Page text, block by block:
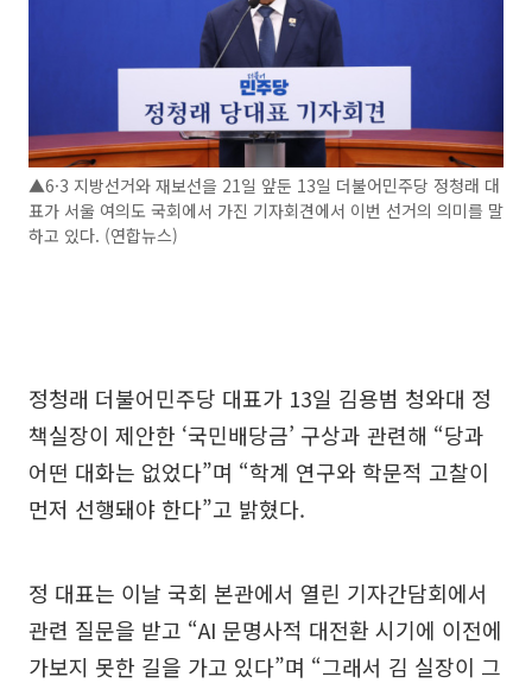
▲6·3 지방선거와 재보선을 21일 앞둔 13일 더불어민주당 정청래 대
표가 서울 여의도 국회에서 가진 기자회견에서 이번 선거의 의미를 말
하고 있다. (연합뉴스)
정청래 더불어민주당 대표가 13일 김용범 청와대 정
책실장이 제안한 ‘국민배당금’ 구상과 관련해 “당과
어떤 대화는 없었다”며 “학계 연구와 학문적 고찰이
먼저 선행돼야 한다”고 밝혔다.
정 대표는 이날 국회 본관에서 열린 기자간담회에서
관련 질문을 받고 “AI 문명사적 대전환 시기에 이전에
가보지 못한 길을 가고 있다”며 “그래서 김 실장이 그